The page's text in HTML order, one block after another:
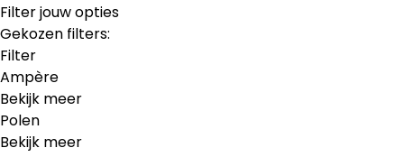
Filter jouw opties
Gekozen filters:
Filter
Ampère
Bekijk meer
Polen
Bekijk meer